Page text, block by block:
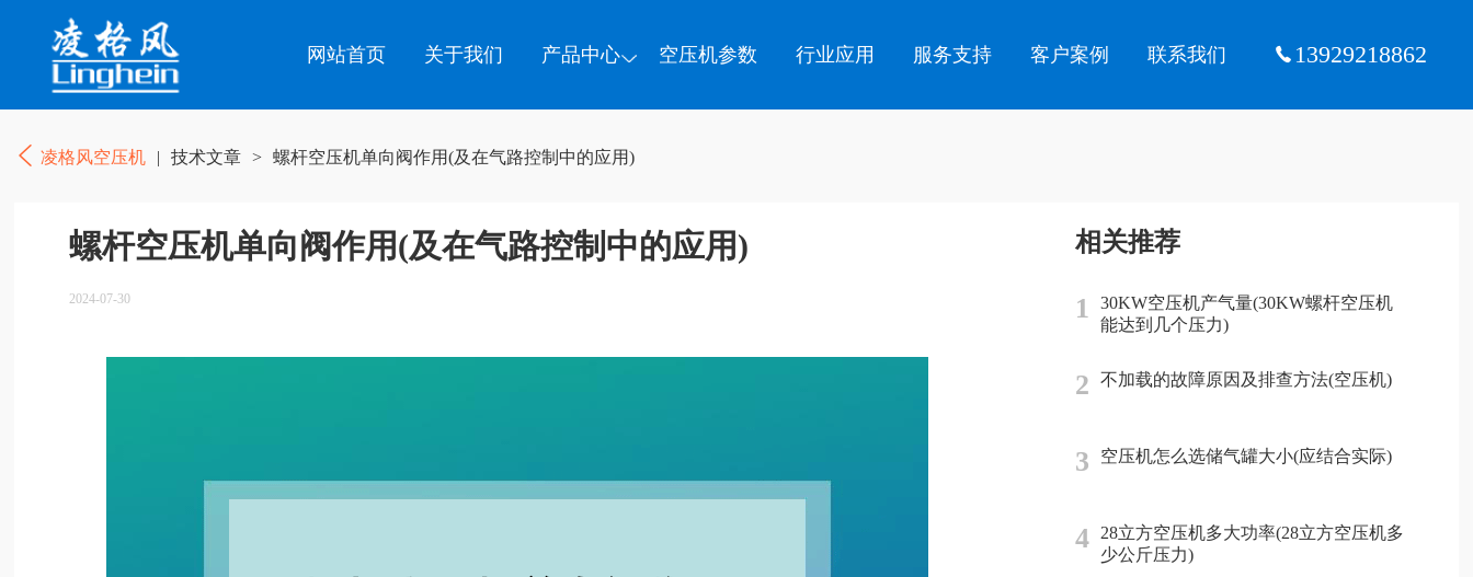
网站首页 关于我们 产品中心 空压机参数 行业应用 服务支持 客户案例 联系我们 13929218862
凌格风空压机 | 技术文章 > 螺杆空压机单向阀作用(及在气路控制中的应用)
螺杆空压机单向阀作用(及在气路控制中的应用)
2024-07-30
相关推荐
1
30KW空压机产气量(30KW螺杆空压机
能达到几个压力)
2 不加载的故障原因及排查方法(空压机)
3 空压机怎么选储气罐大小(应结合实际)
4
28立方空压机多大功率(28立方空压机多
少公斤压力)